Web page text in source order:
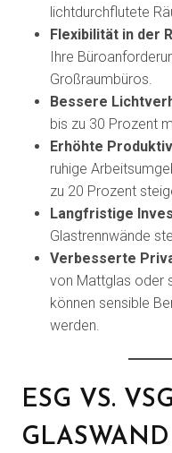
lichtdurchflutete
Flexibilität in der
Ihre
Großraumbüros.
Bessere
bis zu 30 Prozent
Erhöhte
ruhige
zu 20 Prozent
Langfristige
Glastrennwände
Verbesserte
von Mattglas oder
können sensible
werden.
ESG VS.